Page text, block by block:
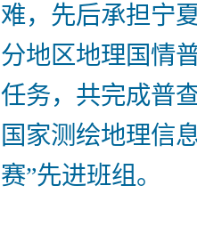
难，先后承担宁
分地区地理国情
任务，共完成普
国家测绘地理信
赛”先进班组。